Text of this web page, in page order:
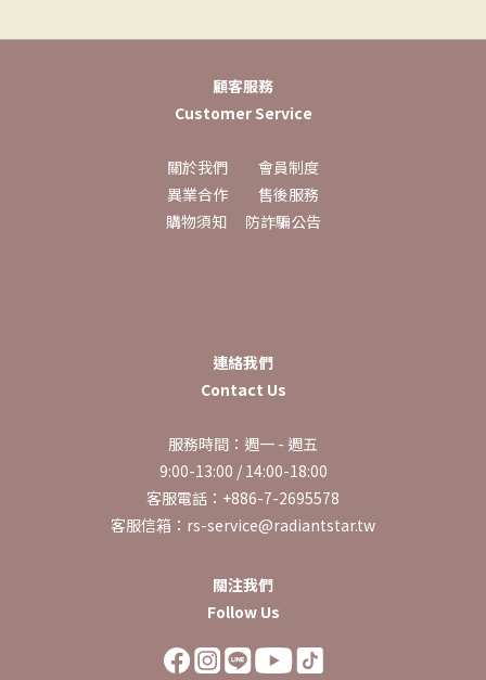
顧客服務
Customer Service
關於我們
會員制度
異業合作
售後服務
購物須知
防詐騙公告
連絡我們
Contact Us
服務時間：週一 - 週五
9:00-13:00 / 14:00-18:00
客服電話：+886-7-2695578
客服信箱：rs-service@radiantstar.tw
關注我們
Follow Us